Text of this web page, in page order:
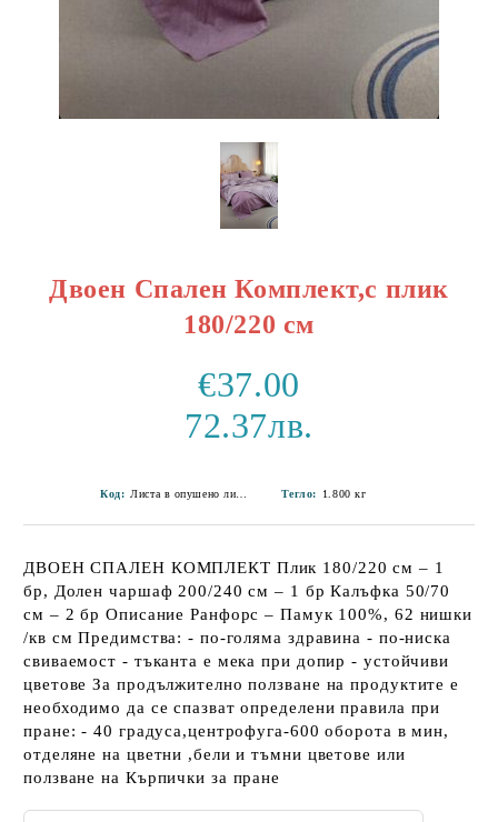
Двоен Спален Комплект,с плик
180/220 см
€37.00
72.37лв.
Код: Тегло: 1.800 кг
ДВОЕН СПАЛЕН КОМПЛЕКТ Плик 180/220 см – 1
бр, Долен чаршаф 200/240 см – 1 бр Калъфка 50/70
см – 2 бр Описание Ранфорс – Памук 100%, 62 нишки
/кв см Предимства: - по-голяма здравина - по-ниска
свиваемост - тъканта е мека при допир - устойчиви
цветове За продължително ползване на продуктите е
необходимо да се спазват определени правила при
пране: - 40 градуса,центрофуга-600 оборота в мин,
отделяне на цветни ,бели и тъмни цветове или
ползване на Кърпички за пране